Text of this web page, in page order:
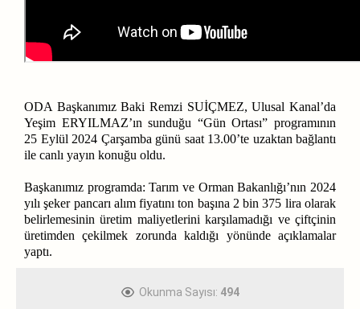
ODA Başkanımız Baki Remzi SUİÇMEZ, Ulusal Kanal’da
Yeşim ERYILMAZ’ın sunduğu “Gün Ortası” programının
25 Eylül 2024 Çarşamba günü saat 13.00’te uzaktan bağlantı
ile canlı yayın konuğu oldu.
Başkanımız programda: Tarım ve Orman Bakanlığı’nın 2024
yılı şeker pancarı alım fiyatını ton başına 2 bin 375 lira olarak
belirlemesinin üretim maliyetlerini karşılamadığı ve çiftçinin
üretimden çekilmek zorunda kaldığı yönünde açıklamalar
yaptı.
Okunma Sayısı: 494